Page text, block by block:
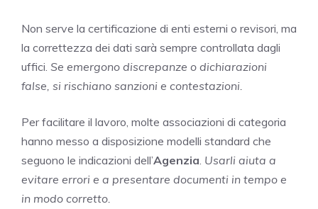
Non serve la certificazione di enti esterni o revisori, ma
la correttezza dei dati sarà sempre controllata dagli
uffici. Se emergono discrepanze o dichiarazioni
false, si rischiano sanzioni e contestazioni.
Per facilitare il lavoro, molte associazioni di categoria
hanno messo a disposizione modelli standard che
seguono le indicazioni dell’Agenzia Usarli aiuta a
evitare errori e a presentare documenti in tempo e
in modo corretto.